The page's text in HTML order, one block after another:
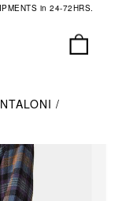
in 24-72HRS.